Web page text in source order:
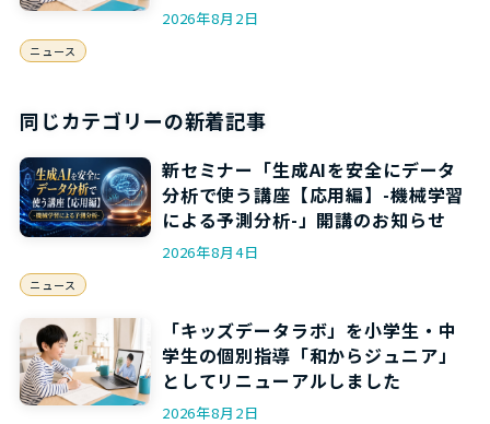
2026年8月2日
ニュース
同じカテゴリーの新着記事
新セミナー「生成AIを安全にデータ
分析で使う講座【応用編】-機械学習
による予測分析-」開講のお知らせ
2026年8月4日
ニュース
「キッズデータラボ」を小学生・中
学生の個別指導「和からジュニア」
としてリニューアルしました
2026年8月2日